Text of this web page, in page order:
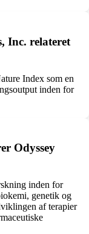
Inc. relateret
Index som en
inden for
Odyssey
inden for
genetik og
af ​​terapier